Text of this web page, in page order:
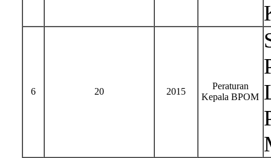
6 20 2015
Peraturan
Kepala BPOM